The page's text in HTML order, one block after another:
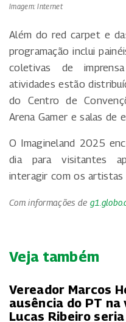
Imagem: Internet
Além do red carpet e
programação inclui
coletivas de
atividades estão
do Centro de
Arena Gamer e salas de
O Imagineland 2025
dia para visitantes
interagir com os artistas
Com informações de
Veja também
Vereador Marcos
ausência do PT na
Lucas Ribeiro